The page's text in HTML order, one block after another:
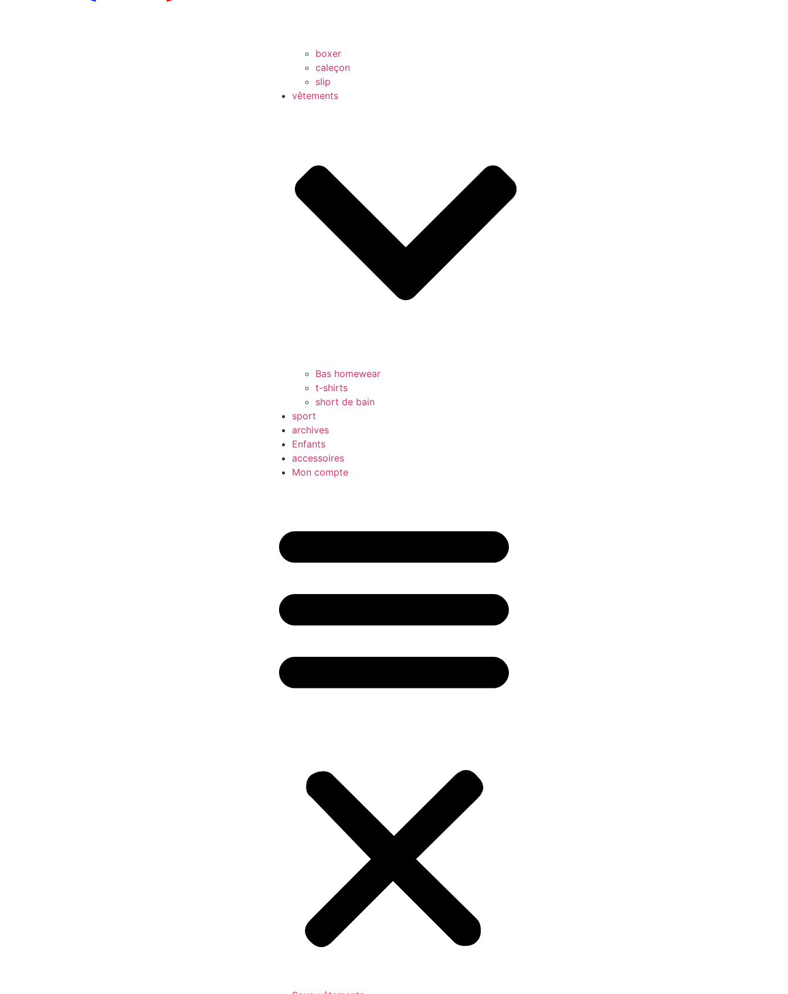
boxer
caleçon
slip
vêtements
Bas homewear
t-shirts
short de bain
sport
archives
Enfants
accessoires
Mon compte